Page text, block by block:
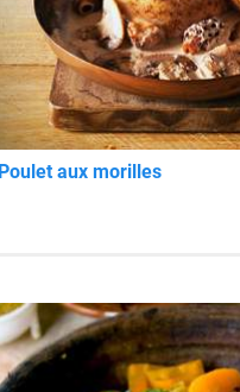
Poulet aux morilles